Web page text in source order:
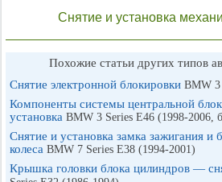
Снятие и установка
Похожие статьи других типов
Снятие электронной блокировки BMW 3
Компоненты системы центральной
установка BMW 3 Series E46 (1998-2006,
Снятие и установка замка зажигания и
колеса BMW 7 Series E38 (1994-2001)
Крышка головки блока цилиндров —